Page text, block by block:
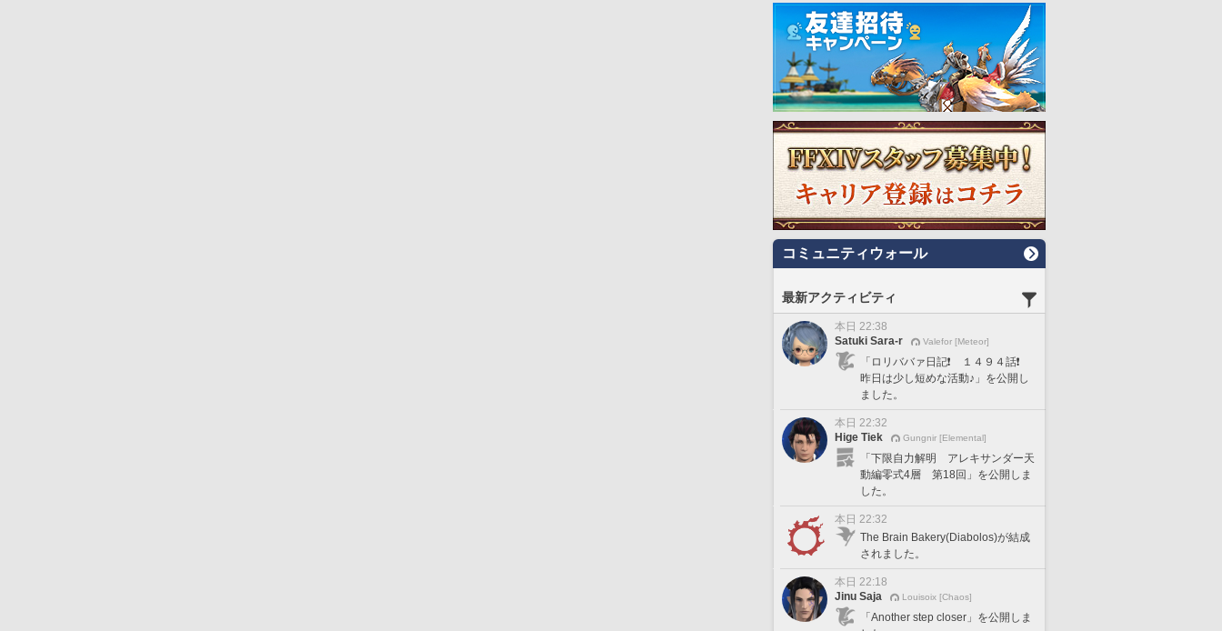
コミュニティウォール
最新アクティビティ
本日 22:38
Satuki Sara-r
Valefor [Meteor]
「ロリババァ日記❗️ １４９４話❗️
昨日は少し短めな活動♪」を公開し
ました。
本日 22:32
Hige Tiek
Gungnir [Elemental]
「下限自力解明 アレキサンダー天
動編零式4層 第18回」を公開しま
した。
本日 22:32
The Brain Bakery(Diabolos)が結成
されました。
本日 22:18
Jinu Saja
Louisoix [Chaos]
「Another step closer」を公開しま